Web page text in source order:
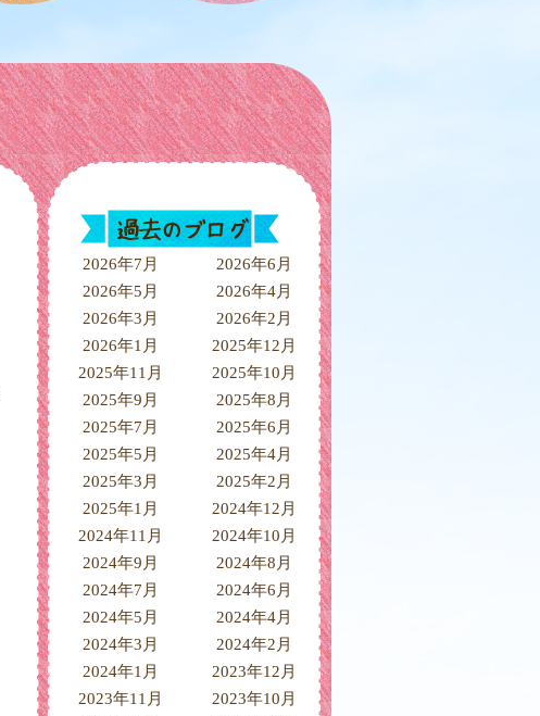
2026年7月
2026年6月
2026年5月
2026年4月
2026年3月
2026年2月
2026年1月
2025年12月
2025年11月
2025年10月
2025年9月
2025年8月
2025年7月
2025年6月
2025年5月
2025年4月
2025年3月
2025年2月
2025年1月
2024年12月
2024年11月
2024年10月
2024年9月
2024年8月
2024年7月
2024年6月
2024年5月
2024年4月
2024年3月
2024年2月
2024年1月
2023年12月
2023年11月
2023年10月